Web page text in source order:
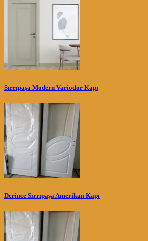
Sırrıpaşa Modern Variodor Kapı
Derince Sırrıpaşa Amerikan Kapı